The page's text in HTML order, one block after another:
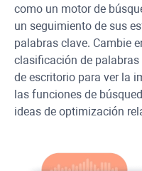
como un motor de
un seguimiento de sus
palabras clave. Cambie
clasificación de
de escritorio para ver la
las funciones de
ideas de optimización